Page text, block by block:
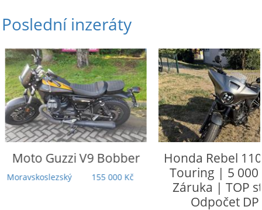
Poslední inzeráty
Moto GuzziV9 Bobber
Moravskoslezský 155 000 Kč
Honda Rebel
Touring | 5
Záruka | TOP
Odpočet